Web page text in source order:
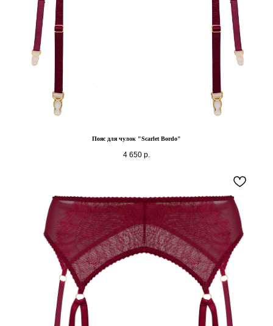
Пояс для чулок "Scarlet Bordo"
4 650 р.